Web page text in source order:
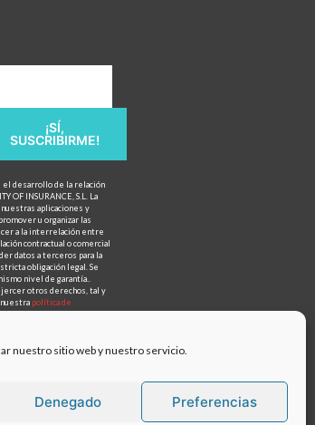
nuestro sitio web y nuestro servicio.
Denegado Preferencias
¡SÍ,
SUSCRIBIRME!
el desarrollo de la relación
OF INSURANCE, S.L. La
aplicaciones y
u organizar las
a la interrelación entre
contractual o comercial
datos a terceros para la
obligación legal. Se
nivel de garantía..
otros derechos, tal y
política de